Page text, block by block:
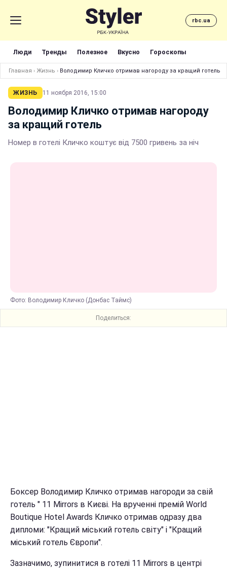
rbc.ua
Люди Тренды Полезное Вкусно Гороскопы
Главная › Жизнь › Володимир Кличко отримав нагороду за кращий готель
ЖИЗНЬ 11 ноября 2016, 15:00
Володимир Кличко отримав нагороду
за кращий готель
Номер в готелі Кличко коштує від 7500 гривень за ніч
Фото: Володимир Кличко (Донбас Таймс)
Поделиться:
Боксер Володимир Кличко отримав нагороди за свій
готель " 11 Mirrors в Києві. На врученні премій World
Boutique Hotel Awards Кличко отримав одразу два
дипломи: "Кращий міський готель світу" і "Кращий
міський готель Європи".
Зазначимо, зупинитися в готелі 11 Mirrors в центрі